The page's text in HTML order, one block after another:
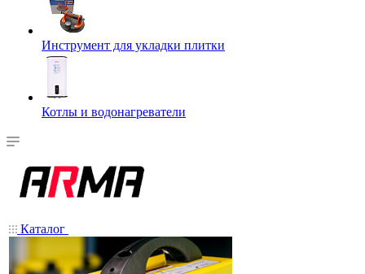
Инструмент для укладки плитки
Котлы и водонагреватели
Каталог